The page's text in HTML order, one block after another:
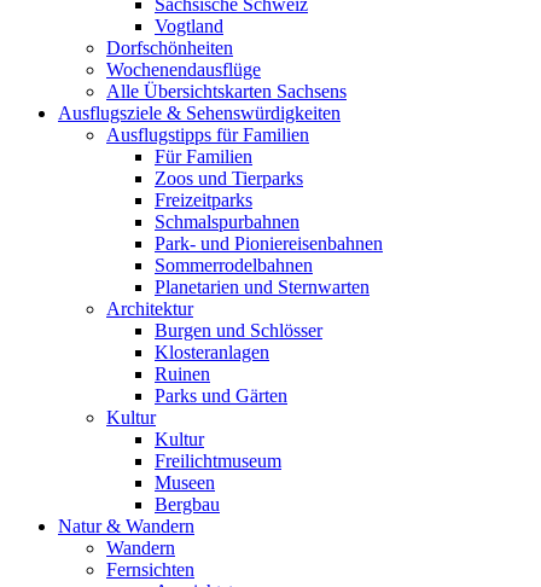
Sächsische Schweiz
Vogtland
Dorfschönheiten
Wochenendausflüge
Alle Übersichtskarten Sachsens
Ausflugsziele & Sehenswürdigkeiten
Ausflugstipps für Familien
Für Familien
Zoos und Tierparks
Freizeitparks
Schmalspurbahnen
Park- und Pioniereisenbahnen
Sommerrodelbahnen
Planetarien und Sternwarten
Architektur
Burgen und Schlösser
Klosteranlagen
Ruinen
Parks und Gärten
Kultur
Kultur
Freilichtmuseum
Museen
Bergbau
Natur & Wandern
Wandern
Fernsichten